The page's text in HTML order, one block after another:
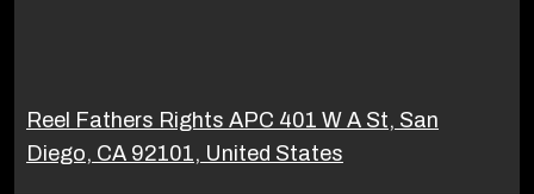
Reel Fathers Rights APC 401 W A St, San
Diego, CA 92101, United States